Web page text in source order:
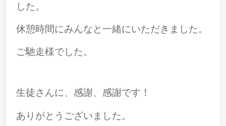
した。
休憩時間にみんなと一緒にいただきました。
ご馳走様でした。
生徒さんに、感謝、感謝です！
ありがとうございました。